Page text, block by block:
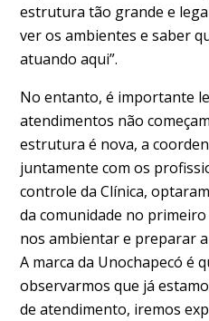
estrutura tão grande e
ver os ambientes e saber
atuando aqui”.
No entanto, é importante
atendimentos não
estrutura é nova, a
juntamente com os
controle da Clínica,
da comunidade no
nos ambientar e preparar
A marca da Unochapecó é
observarmos que já
de atendimento, iremos